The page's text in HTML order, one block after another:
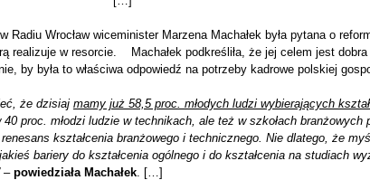
Radiu Wrocław wiceminister Marzena Machałek była pytana o
realizuje w resorcie. Machałek podkreśliła, że jej celem jest
by była to właściwa odpowiedź na potrzeby kadrowe polskiej
że dzisiaj mamy już 58,5 proc. młodych ludzi wybierających
40 proc. młodzi ludzie w technikach, ale też w szkołach branżowych
kształcenia branżowego i technicznego. Nie dlatego, że
bariery do kształcenia ogólnego i do kształcenia na studiach
– powiedziała Machałek. […]